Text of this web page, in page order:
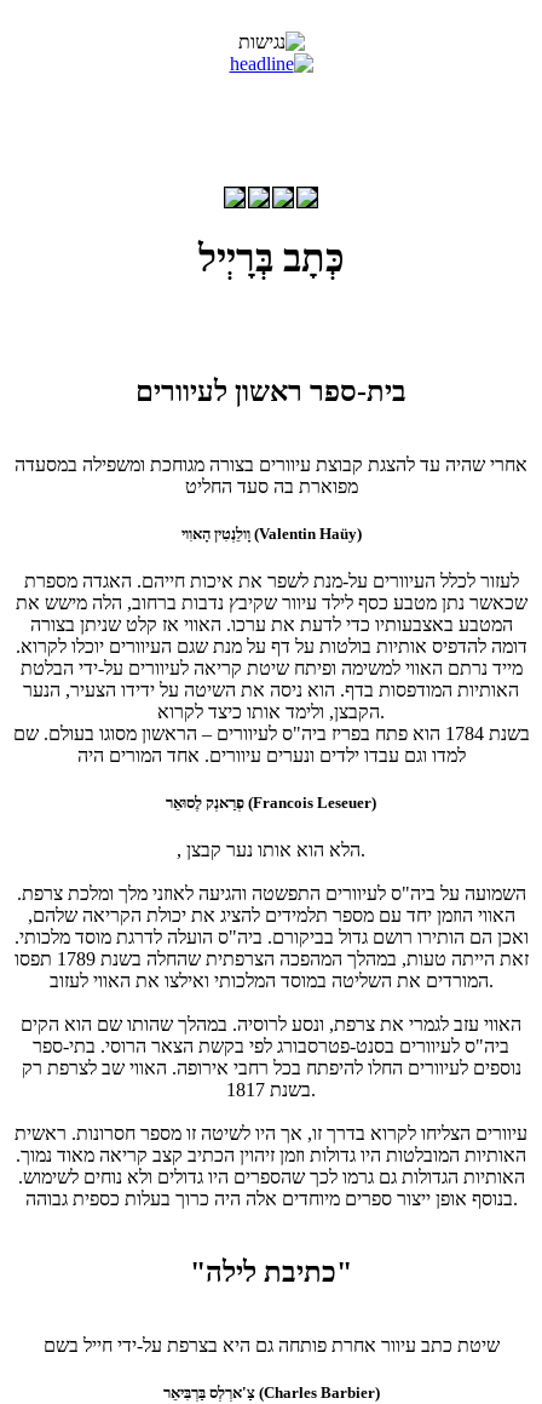
כְּתָב בְּרָיְיל
בית-ספר ראשון לעיוורים
אחרי שהיה עד להצגת קבוצת עיוורים בצורה מגוחכת ומשפילה במסעדה
מפוארת בה סעד החליט
וָולֵנְטִין הָאוִוי (Valentin Haüy)
לעזור לכלל העיוורים על-מנת לשפר את איכות חייהם. האגדה מספרת
שכאשר נתן מטבע כסף לילד עיוור שקיבץ נדבות ברחוב, הלה מישש את
המטבע באצבעותיו כדי לדעת את ערכו. האווי אז קלט שניתן בצורה
דומה להדפיס אותיות בולטות על דף על מנת שגם העיוורים יוכלו לקרוא.
מייד נרתם האווי למשימה ופיתח שיטת קריאה לעיוורים על-ידי הבלטת
האותיות המודפסות בדף. הוא ניסה את השיטה על ידידו הצעיר, הנער
הקבצן, ולימד אותו כיצד לקרוא.
בשנת 1784 הוא פתח בפריז ביה"ס לעיוורים – הראשון מסוגו בעולם. שם
למדו וגם עבדו ילדים ונערים עיוורים. אחד המורים היה
פְרַאנְק לֶסוּאֵר (Francois Leseuer)
, הלא הוא אותו נער קבצן.
השמועה על ביה"ס לעיוורים התפשטה והגיעה לאוזני מלך ומלכת צרפת.
האווי הוזמן יחד עם מספר תלמידים להציג את יכולת הקריאה שלהם,
ואכן הם הותירו רושם גדול בביקורם. ביה"ס הועלה לדרגת מוסד מלכותי.
זאת הייתה טעות, במהלך המהפכה הצרפתית שהחלה בשנת 1789 תפסו
המורדים את השליטה במוסד המלכותי ואילצו את האווי לעזוב.
האווי עזב לגמרי את צרפת, ונסע לרוסיה. במהלך שהותו שם הוא הקים
ביה"ס לעיוורים בסנט-פטרסבורג לפי בקשת הצאר הרוסי. בתי-ספר
נוספים לעיוורים החלו להיפתח בכל רחבי אירופה. האווי שב לצרפת רק
בשנת 1817.
עיוורים הצליחו לקרוא בדרך זו, אך היו לשיטה זו מספר חסרונות. ראשית
האותיות המובלטות היו גדולות וזמן זיהוין הכתיב קצב קריאה מאוד נמוך.
האותיות הגדולות גם גרמו לכך שהספרים היו גדולים ולא נוחים לשימוש.
בנוסף אופן ייצור ספרים מיוחדים אלה היה כרוך בעלות כספית גבוהה.
"כתיבת לילה"
שיטת כתב עיוור אחרת פותחה גם היא בצרפת על-ידי חייל בשם
צַ'ארְלְס בַּרְבִּיאֵר (Charles Barbier)